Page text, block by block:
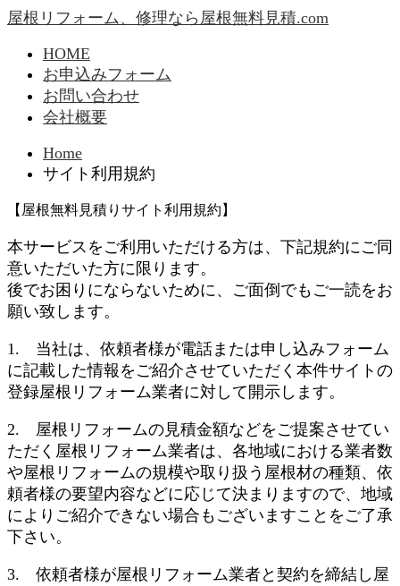
屋根リフォーム、修理なら屋根無料見積.com
HOME
お申込みフォーム
お問い合わせ
会社概要
Home
サイト利用規約
【屋根無料見積りサイト利用規約】
本サービスをご利用いただける方は、下記規約にご同
意いただいた方に限ります。
後でお困りにならないために、ご面倒でもご一読をお
願い致します。
1. 当社は、依頼者様が電話または申し込みフォーム
に記載した情報をご紹介させていただく本件サイトの
登録屋根リフォーム業者に対して開示します。
2. 屋根リフォームの見積金額などをご提案させてい
ただく屋根リフォーム業者は、各地域における業者数
や屋根リフォームの規模や取り扱う屋根材の種類、依
頼者様の要望内容などに応じて決まりますので、地域
によりご紹介できない場合もございますことをご了承
下さい。
3. 依頼者様が屋根リフォーム業者と契約を締結し屋